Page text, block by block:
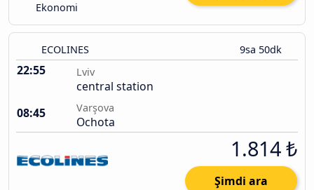
Ekonomi
ECOLINES 9sa 50dk
22:55 Lviv
central station
08:45
Varşova
Ochota
1.814 ₺
Şimdi ara